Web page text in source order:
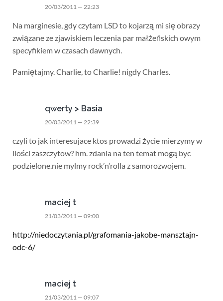
20/03/2011 — 22:23
Na marginesie, gdy czytam LSD to kojarzą mi się obrazy
związane ze zjawiskiem leczenia par małżeńskich owym
specyfikiem w czasach dawnych.
Pamiętajmy. Charlie, to Charlie! nigdy Charles.
qwerty > Basia
20/03/2011 — 22:39
czyli to jak interesujace ktos prowadzi życie mierzymy w
ilości zaszczytow? hm. zdania na ten temat mogą byc
podzielone.nie mylmy rock’n’rolla z samorozwojem.
maciej t
21/03/2011 — 09:00
http://niedoczytania.pl/grafomania-jakobe-mansztajn-
odc-6/
maciej t
21/03/2011 — 09:07